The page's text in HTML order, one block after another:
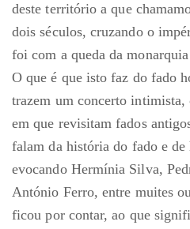
deste território a que
dois séculos, cruzando o
foi com a queda da
O que é que isto faz do fado
trazem um concerto
em que revisitam fados
falam da história do fado e
evocando Hermínia Silva,
António Ferro, entre muites
ficou por contar, ao que